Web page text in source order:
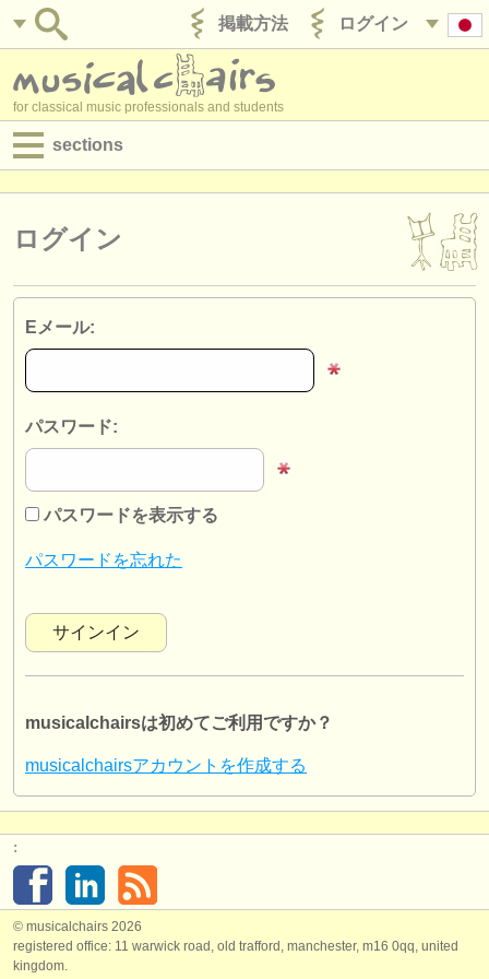
ログイン
掲載方法
for classical music professionals and students
sections
求人情報 (演奏関係の職)
求人情報 (管理者関連の職)
講習会
楽器の販売
盗まれた楽器
オーケストラ
ユース オーケストラ
musicalchairs:
musicalchairsについて
rss feeds
クラシック音楽ニュース
ログイン
Eメール:
パスワード:
パスワードを表示する
パスワードを忘れた
musicalchairsは初めてご利用ですか？
musicalchairsアカウントを作成する
:
© musicalchairs 2026
registered office: 11 warwick road, old trafford, manchester, m16 0qq, united
kingdom.